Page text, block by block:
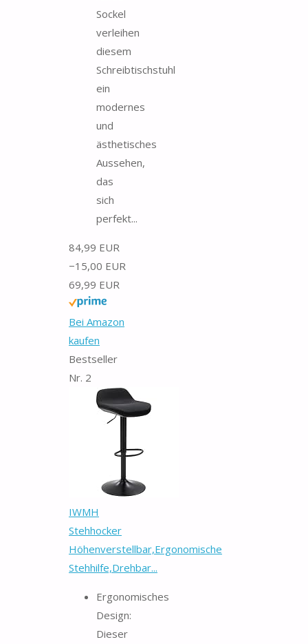
Sockel
verleihen
diesem
Schreibtischstuhl
ein
modernes
und
ästhetisches
Aussehen,
das
sich
perfekt...
84,99 EUR
−15,00 EUR
69,99 EUR
Bei Amazon
kaufen
Bestseller
Nr. 2
IWMH
Stehhocker
Höhenverstellbar,Ergonomische
Stehhilfe,Drehbar...
Ergonomisches
Design:
Dieser